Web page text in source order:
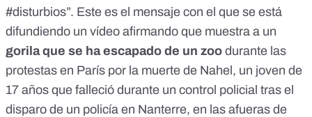
#disturbios”. Este es el mensaje con el que se está
difundiendo un vídeo afirmando que muestra a un
gorila que se ha escapado de un zoo durante las
protestas en París por la muerte de Nahel, un joven de
17 años que falleció durante un control policial tras el
disparo de un policía en Nanterre, en las afueras de